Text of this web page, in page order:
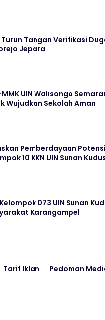
Turun Tangan Verifikasi
Jepara
MMK UIN Walisongo
Wujudkan Sekolah Aman
Pemberdayaan
10 KKN UIN Sunan
Kelompok 073 UIN Sunan
Karangampel
Tarif Iklan Pedoman